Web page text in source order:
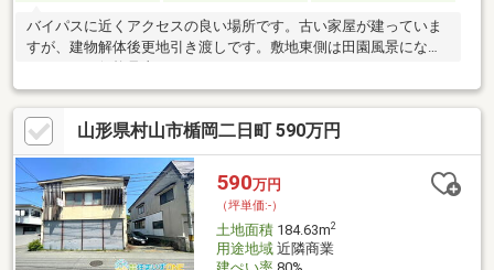
バイパスに近くアクセスの良い場所です。古い家屋が建っていま
すが、建物解体後更地引き渡しです。敷地東側は田園風景になっ
山形県村山市楯岡二日町 590万円
590万円
（坪単価:-）
土地面積184.63m2
用途地域近隣商業